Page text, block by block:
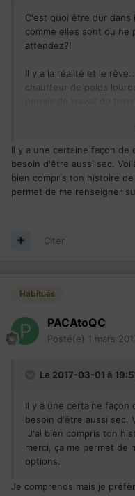
C'est quoi être dur dans
comme elles sont ou ne
attendez?!
Il y a la réalité et le
chauffeur de poids
aucune couverture
Si tu trouves ça dur et
présente la situation
Il y a une certaine façon de
besoin d'être aussi sec.
bien compris ton histoire
permet de me renseigner
Citer
Habitués
PACAtoQC
Posté(e) 1 mars
Le 2017-03-01 à
Il y a une certaine façon
besoin d'être aussi sec.
J'ai bien compris ton
merci, ça me permet de
options.
Je comprends mais je